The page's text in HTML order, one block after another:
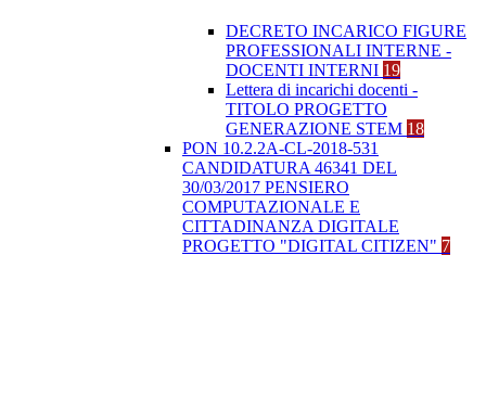
DECRETO INCARICO FIGURE
PROFESSIONALI INTERNE -
DOCENTI INTERNI 19
Lettera di incarichi docenti -
TITOLO PROGETTO
GENERAZIONE STEM 18
PON 10.2.2A-CL-2018-531
CANDIDATURA 46341 DEL
30/03/2017 PENSIERO
COMPUTAZIONALE E
CITTADINANZA DIGITALE
PROGETTO "DIGITAL CITIZEN" 7